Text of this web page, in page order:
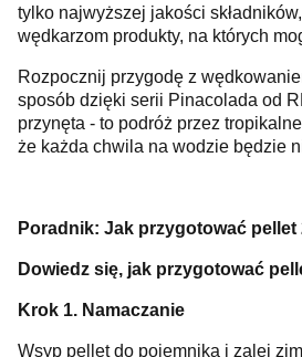
tylko najwyższej jakości
wędkarzom produkty, na których
Rozpocznij przygodę z
sposób dzięki serii Pinacolada od
przynęta - to podróż przez
że każda chwila na wodzie będzie
Poradnik: Jak przygotować pellet
Dowiedz się, jak przygotować
Krok 1. Namaczanie
Wsyp pellet do pojemnika i zalej